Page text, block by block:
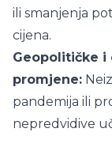
ili smanjenja
cijena.
Geopolitičke i
promjene:
pandemija ili
nepredvidive